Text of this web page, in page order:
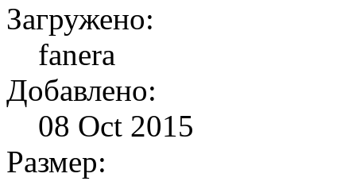
Загружено:
fanera
Добавлено:
08 Oct 2015
Размер: